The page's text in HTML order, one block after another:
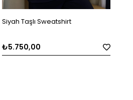
Siyah Taşlı Sweatshirt
₺5.750,00